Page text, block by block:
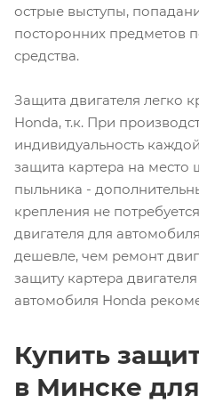
острые выступы,
посторонних предметов
средства.
Защита двигателя легко
Honda, т.к. При
индивидуальность
защита картера на место
пыльника -
крепления не
двигателя для
дешевле, чем ремонт
защиту картера
автомобиля Honda
Купить
в Минске